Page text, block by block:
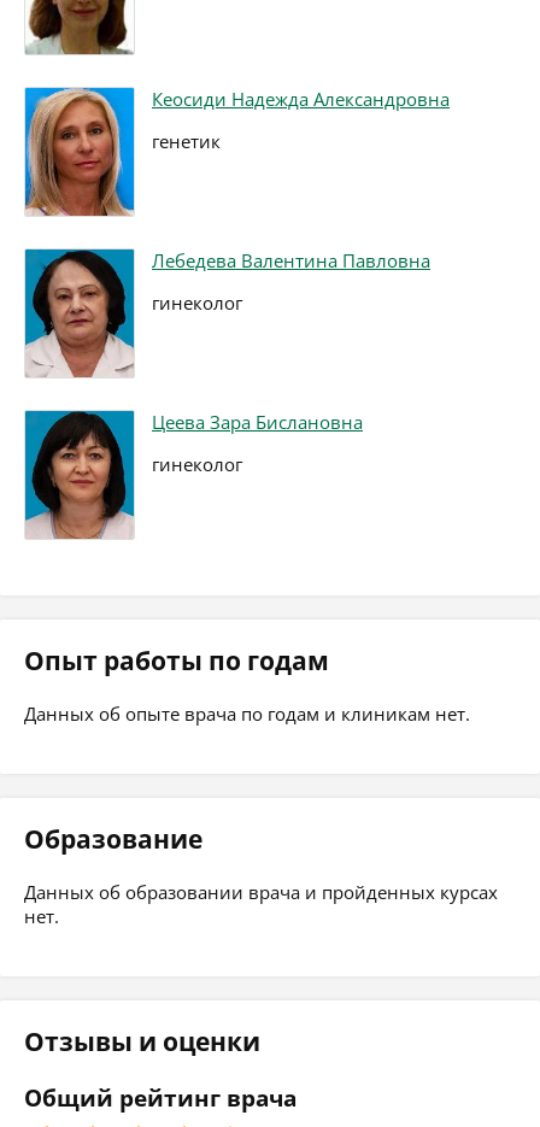
Кеосиди Надежда Александровна
генетик
Лебедева Валентина Павловна
гинеколог
Цеева Зара Бислановна
гинеколог
Опыт работы по годам
Данных об опыте врача по годам и клиникам нет.
Образование
Данных об образовании врача и пройденных курсах
нет.
Отзывы и оценки
Общий рейтинг врача